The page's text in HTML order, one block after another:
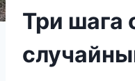
Три шага